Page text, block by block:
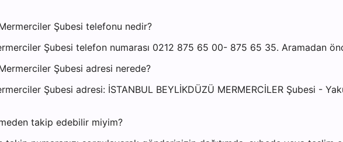
Şubesi telefonu nedir?
Şubesi telefon numarası 0212 875 65 00- 875 65 35. Aramadan
Şubesi adresi nerede?
Şubesi adresi: İSTANBUL BEYLİKDÜZÜ MERMERCİLER Şubesi -
takip edebilir miyim?